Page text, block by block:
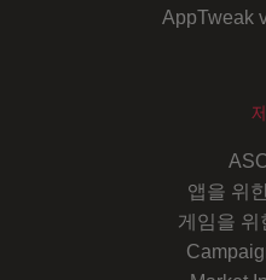
AppTweak
앱을 위
게임을 위